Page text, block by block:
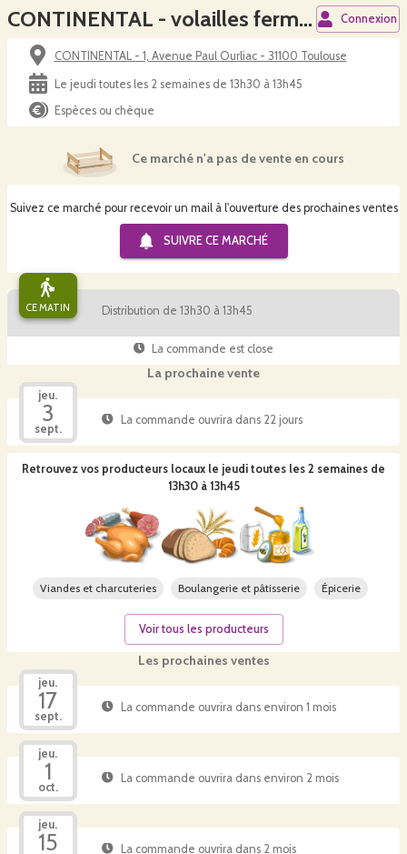
CONTINENTAL - volailles fermières bio Connexion
CONTINENTAL - 1, Avenue Paul Ourliac - 31100 Toulouse
Le jeudi toutes les 2 semaines de 13h30 à 13h45
Espèces ou chèque
Suivez ce marché pour recevoir un mail à l'ouverture des prochaines ventes
SUIVRE CE MARCHÉ
Ce marché n'a pas de vente en cours
CE MATIN Distribution de 13h30 à 13h45
La commande est close
La prochaine vente
jeu.
3
sept.
La commande ouvrira dans 22 jours
Les prochaines ventes
jeu.
17
sept.
La commande ouvrira dans environ 1 mois
jeu.
1
oct.
La commande ouvrira dans environ 2 mois
jeu.
15 La commande ouvrira dans 2 mois
Retrouvez vos producteurs locaux le jeudi toutes les 2 semaines de
13h30 à 13h45
Viandes et charcuteries Boulangerie et pâtisserie Épicerie
Voir tous les producteurs